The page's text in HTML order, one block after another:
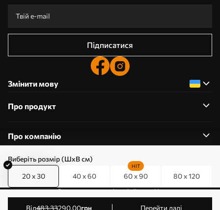
Виберіть розмір (ШхВ см)
20 x 30 40 x 60 60 x 90
HIT
80 x 120
від483.33290.00грн Перейти далі
Підписатися
Змінити мову
Про продукт
Про компанію
0800357223
Редагування дозволів на файли cookie
© 2011-2026 Art-holst. Усі права захищені. Власник: